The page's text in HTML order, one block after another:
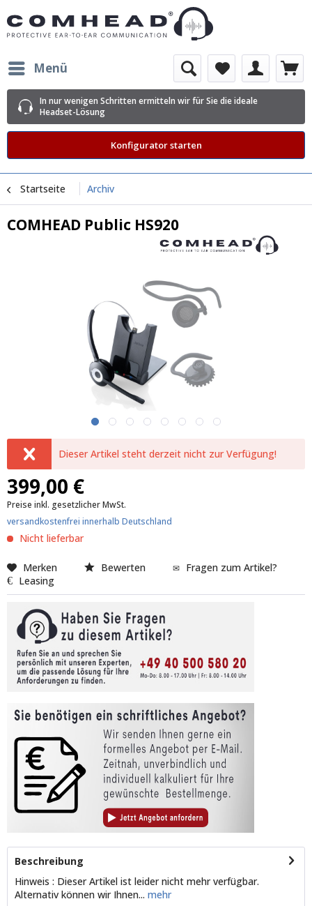
Menü
In nur wenigen Schritten ermitteln wir für Sie die ideale
Headset-Lösung
Konfigurator starten
Startseite Archiv
COMHEAD Public HS920
Dieser Artikel steht derzeit nicht zur Verfügung!
399,00 €
Preise inkl. gesetzlicher MwSt.
versandkostenfrei innerhalb Deutschland
Nicht lieferbar
Merken Bewerten
Fragen zum Artikel?
Leasing
Beschreibung
Hinweis : Dieser Artikel ist leider nicht mehr verfügbar.
Alternativ können wir Ihnen... mehr